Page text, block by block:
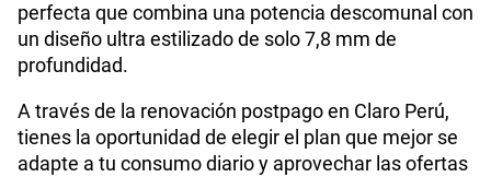
perfecta que combina una potencia descomunal con
un diseño ultra estilizado de solo 7,8 mm de
profundidad.
A través de la renovación postpago en Claro Perú,
tienes la oportunidad de elegir el plan que mejor se
adapte a tu consumo diario y aprovechar las ofertas